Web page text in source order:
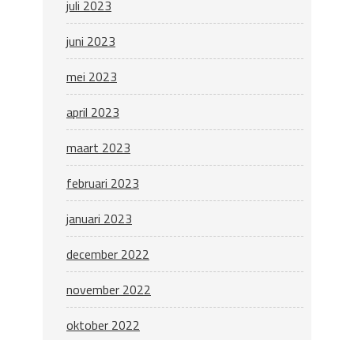
juli 2023
juni 2023
mei 2023
april 2023
maart 2023
februari 2023
januari 2023
december 2022
november 2022
oktober 2022